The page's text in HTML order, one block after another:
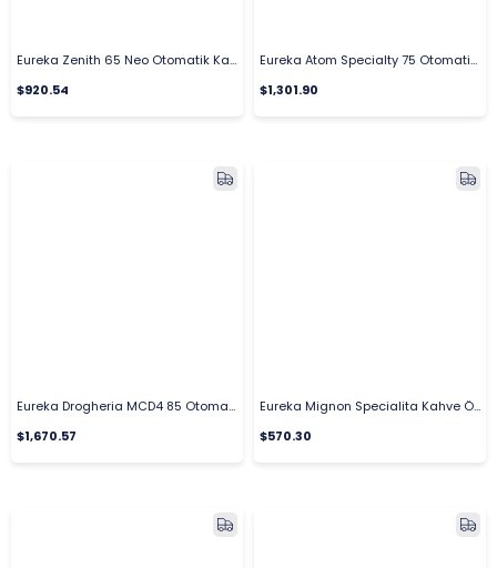
Eureka Zenith 65 Neo Otomatik Kahve Değirmeni
$920.54
Eureka Atom Specialty 75 Otomatik Kahve Değirmeni
$1,301.90
Eureka Drogheria MCD4 85 Otomatik Filtre Kahve Değirmeni
$1,670.57
Eureka Mignon Specialita Kahve Öğütücüsü 15BL Mat Siyah
$570.30